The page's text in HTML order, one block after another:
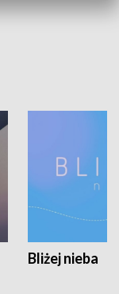
Bliżej nieba